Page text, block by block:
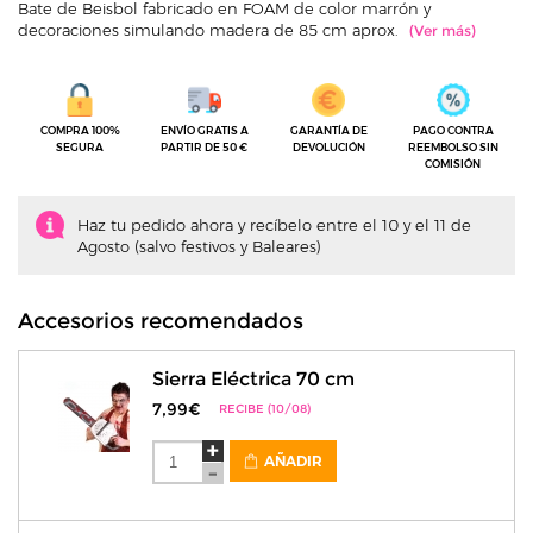
Bate de Beisbol fabricado en FOAM de color marrón y
decoraciones simulando madera de 85 cm aprox.
COMPRA 100%
SEGURA
ENVÍO GRATIS A
PARTIR DE 50 €
GARANTÍA DE
DEVOLUCIÓN
PAGO CONTRA
REEMBOLSO SIN
COMISIÓN
Haz tu pedido ahora y recíbelo entre el 10 y el 11 de
Agosto (salvo festivos y Baleares)
Accesorios recomendados
Sierra Eléctrica 70 cm
7,99€ RECIBE (10/08)
AÑADIR